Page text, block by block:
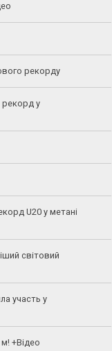
рекорду
рекорд у
U20 у метані
світовий
участь у
+Відео